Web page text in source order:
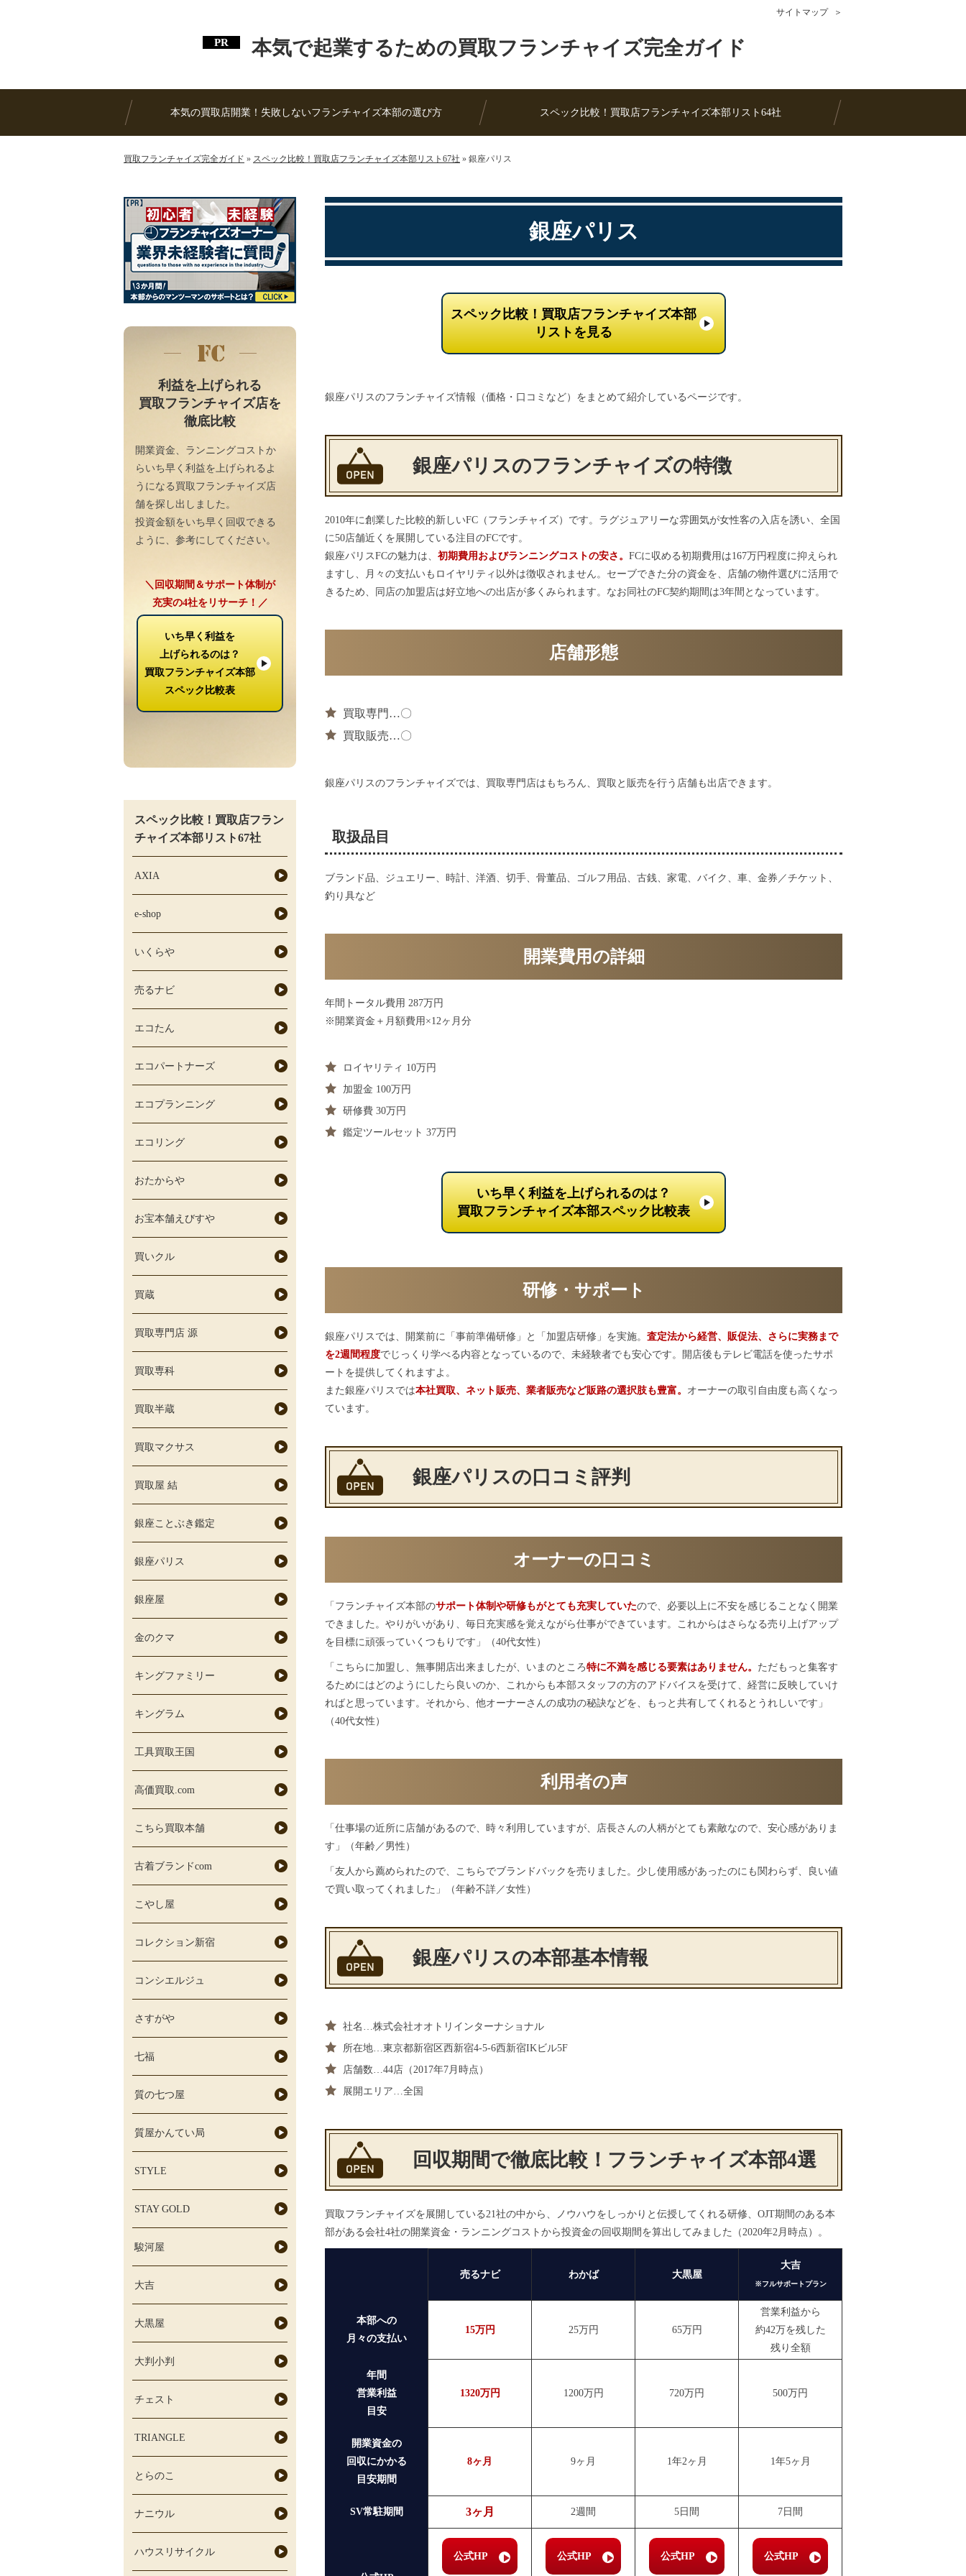
本気で起業するための買取フランチャイズ完全ガイド
サイトマップ
本気の買取店開業！失敗しないフランチャイズ本部の選び方 スペック比較！買取店フランチャイズ本部リスト64社
買取フランチャイズ完全ガイド » スペック比較！買取店フランチャイズ本部リスト67社 » 銀座パリス
銀座パリス
スペック比較！買取店フランチャイズ本部
リストを見る
銀座パリスのフランチャイズ情報（価格・口コミなど）をまとめて紹介しているページです。
銀座パリスのフランチャイズの特徴
2010年に創業した比較的新しいFC（フランチャイズ）です。ラグジュアリーな雰囲気が女性客の入店を誘い、全国
に50店舗近くを展開している注目のFCです。
銀座パリスFCの魅力は、 初期費用およびランニングコストの安さ。 FCに収める初期費用は167万円程度に抑えられ
ますし、月々の支払いもロイヤリティ以外は徴収されません。セーブできた分の資金を、店舗の物件選びに活用で
きるため、同店の加盟店は好立地への出店が多くみられます。なお同社のFC契約期間は3年間となっています。
店舗形態
買取専門…〇
買取販売…〇
銀座パリスのフランチャイズでは、買取専門店はもちろん、買取と販売を行う店舗も出店できます。
取扱品目
ブランド品、ジュエリー、時計、洋酒、切手、骨董品、ゴルフ用品、古銭、家電、バイク、車、金券／チケット、
釣り具など
開業費用の詳細
年間トータル費用 287万円
※開業資金＋月額費用×12ヶ月分
ロイヤリティ 10万円
加盟金 100万円
研修費 30万円
鑑定ツールセット 37万円
いち早く利益を上げられるのは？
買取フランチャイズ本部スペック比較表
研修・サポート
銀座パリスでは、開業前に「事前準備研修」と「加盟店研修」を実施。 査定法から経営、販促法、さらに実務まで
を2週間程度でじっくり学べる内容となっているので、未経験者でも安心です。開店後もテレビ電話を使ったサポ
ートを提供してくれますよ。
また銀座パリスでは本社買取、ネット販売、業者販売など販路の選択肢も豊富。 オーナーの取引自由度も高くなっ
ています。
銀座パリスの口コミ評判
オーナーの口コミ
「フランチャイズ本部のサポート体制や研修もがとても充実していたので、必要以上に不安を感じることなく開業
できました。やりがいがあり、毎日充実感を覚えながら仕事ができています。これからはさらなる売り上げアップ
を目標に頑張っていくつもりです」（40代女性）
「こちらに加盟し、無事開店出来ましたが、いまのところ特に不満を感じる要素はありません。 ただもっと集客す
るためにはどのようにしたら良いのか、これからも本部スタッフの方のアドバイスを受けて、経営に反映していけ
ればと思っています。それから、他オーナーさんの成功の秘訣などを、もっと共有してくれるとうれしいです」
（40代女性）
利用者の声
「仕事場の近所に店舗があるので、時々利用していますが、店長さんの人柄がとても素敵なので、安心感がありま
す」（年齢／男性）
「友人から薦められたので、こちらでブランドバックを売りました。少し使用感があったのにも関わらず、良い値
で買い取ってくれました」（年齢不詳／女性）
銀座パリスの本部基本情報
社名…株式会社オオトリインターナショナル
所在地…東京都新宿区西新宿4-5-6西新宿IKビル5F
店舗数…44店（2017年7月時点）
展開エリア…全国
回収期間で徹底比較！フランチャイズ本部4選
買取フランチャイズを展開している21社の中から、ノウハウをしっかりと伝授してくれる研修、OJT期間のある本
部がある会社4社の開業資金・ランニングコストから投資金の回収期間を算出してみました（2020年2月時点）。
売るナビ わかば 大黒屋
大吉
※フルサポートプラン
本部への
月々の支払い
15万円 25万円 65万円
営業利益から
約42万を残した
残り全額
年間
営業利益
目安
1320万円 1200万円 720万円 500万円
開業資金の
回収にかかる
目安期間
8ヶ月 9ヶ月 1年2ヶ月 1年5ヶ月
SV常駐期間 3ヶ月 2週間 5日間 7日間
公式HP 公式HP 公式HP 公式HP
利益を上げられる
買取フランチャイズ店を
徹底比較
開業資金、ランニングコストか
らいち早く利益を上げられるよ
うになる買取フランチャイズ店
舗を探し出しました。
投資金額をいち早く回収できる
ように、参考にしてください。
＼回収期間＆サポート体制が
充実の4社をリサーチ！／
いち早く利益を
上げられるのは？
買取フランチャイズ本部
スペック比較表
スペック比較！買取店フラン
チャイズ本部リスト67社
AXIA
e-shop
いくらや
売るナビ
エコたん
エコパートナーズ
エコプランニング
エコリング
おたからや
お宝本舗えびすや
買いクル
買蔵
買取専門店 源
買取専科
買取半蔵
買取マクサス
買取屋 結
銀座ことぶき鑑定
銀座パリス
銀座屋
金のクマ
キングファミリー
キングラム
工具買取王国
高価買取.com
こちら買取本舗
古着ブランドcom
こやし屋
コレクション新宿
コンシエルジュ
さすがや
七福
質の七つ屋
質屋かんてい局
STYLE
STAY GOLD
駿河屋
大吉
大黒屋
大判小判
チェスト
TRIANGLE
とらのこ
ナニウル
ハウスリサイクル